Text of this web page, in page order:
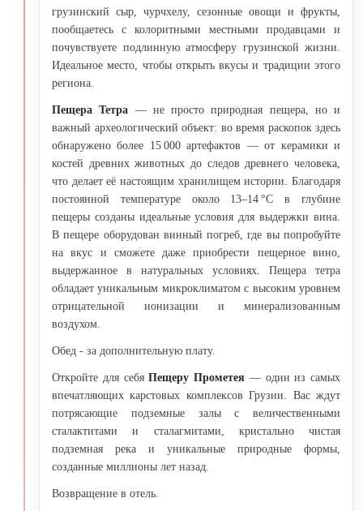
грузинский сыр, чурчхелу, сезонные овощи и фрукты,
пообщаетесь с колоритными местными продавцами и
почувствуете подлинную атмосферу грузинской жизни.
Идеальное место, чтобы открыть вкусы и традиции этого
региона.
Пещера Тетра — не просто природная пещера, но и
важный археологический объект: во время раскопок здесь
обнаружено более 15 000 артефактов — от керамики и
костей древних животных до следов древнего человека,
что делает её настоящим хранилищем истории. Благодаря
постоянной температуре около 13–14 °C в глубине
пещеры созданы идеальные условия для выдержки вина.
В пещере оборудован винный погреб, где вы попробуйте
на вкус и сможете даже приобрести пещерное вино,
выдержанное в натуральных условиях. Пещера тетра
обладает уникальным микроклиматом с высоким уровнем
отрицательной ионизации и минерализованным
воздухом.
Обед - за дополнительную плату.
Откройте для себяПещеру Прометея — один из самых
впечатляющих карстовых комплексов Грузии. Вас ждут
потрясающие подземные залы с величественными
сталактитами и сталагмитами, кристально чистая
подземная река и уникальные природные формы,
созданные миллионы лет назад.
Возвращение в отель.